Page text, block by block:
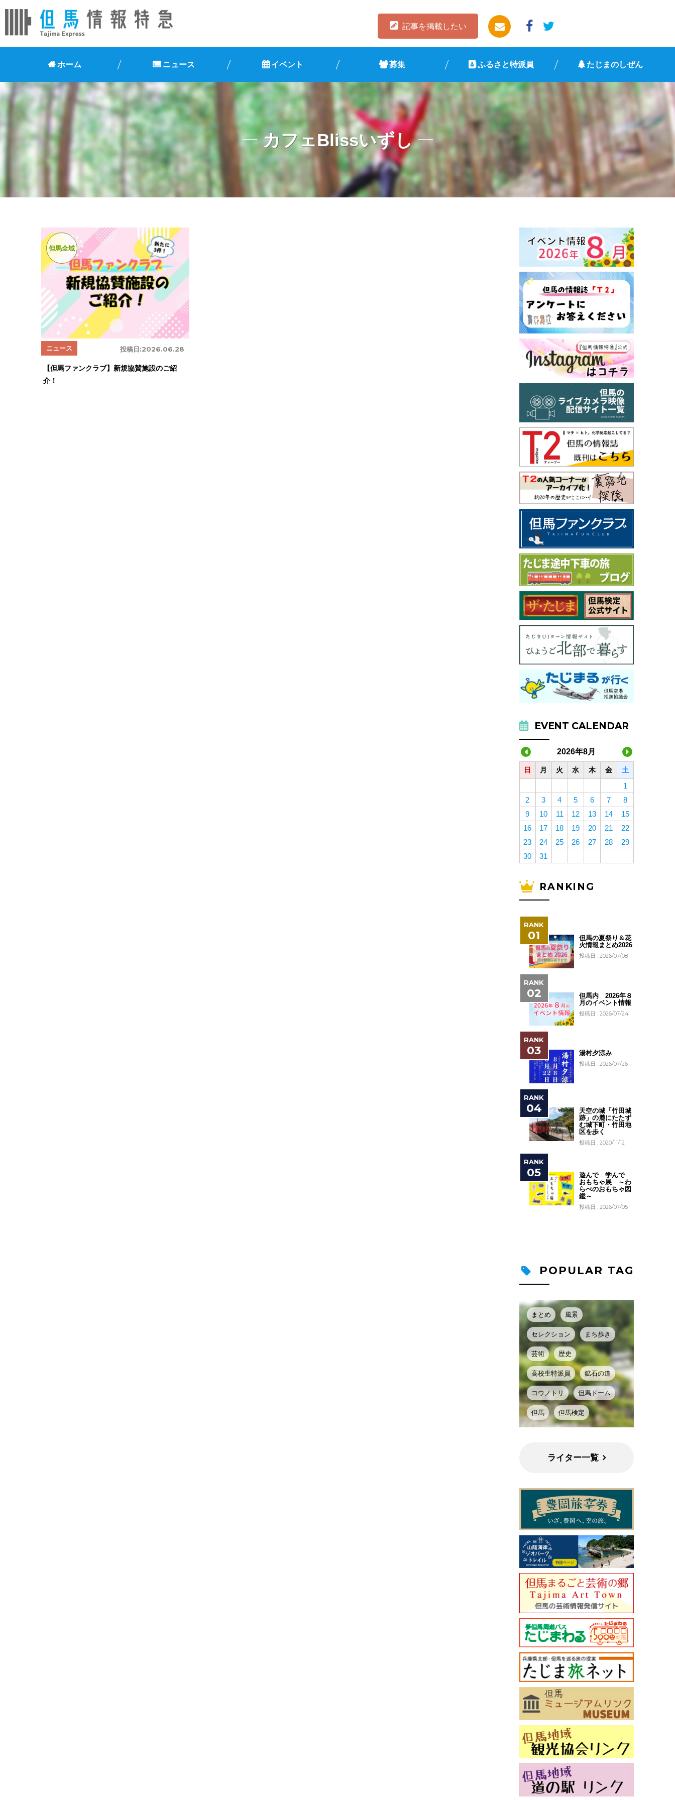
記事を掲載したい
ホーム ニュース イベント 募集 ふるさと特派員 たじまのしぜん
カフェBlissいずし
但馬全域
投稿日:2026.06.28
ニュース
【但馬ファンクラブ】新規協賛施設のご紹
介！
EVENT CALENDAR
2026年8月
日 月 火 水 木 金 土
1
2
3 4 5 6 7
8
9
10 11 12 13 14
15
16
17 18 19 20 21
22
23
24 25 26 27 28
29
30
31
RANKING
但馬の夏祭り＆花
火情報まとめ2026
投稿日 : 2026/07/08
但馬内 2026年８
月のイベント情報
投稿日 : 2026/07/24
湯村夕涼み
投稿日 : 2026/07/26
天空の城「竹田城
跡」の麓にたたず
む城下町・竹田地
区を歩く
投稿日 : 2020/11/12
遊んで 学んで
おもちゃ展 ～わ
らべのおもちゃ図
鑑～
投稿日 : 2026/07/05
POPULAR TAG
まとめ 風景
セレクション まち歩き
芸術 歴史
高校生特派員 鉱石の道
コウノトリ 但馬ドーム
但馬 但馬検定
ライター一覧